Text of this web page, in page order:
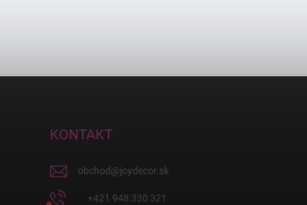
KONTAKT
obchod@joydecor.sk
+421 948 330 321